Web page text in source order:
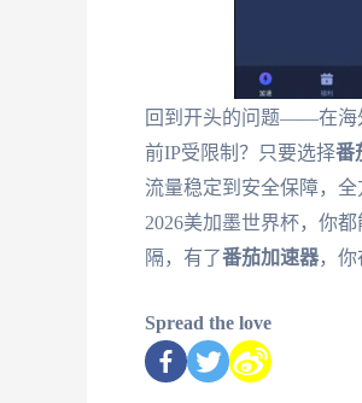
回到开头的问题——在海
前IP受限制？只要选择番
流量稳定到安全保障，
2026美加墨世界杯，你
隔，有了番茄加速器，你
Spread the love